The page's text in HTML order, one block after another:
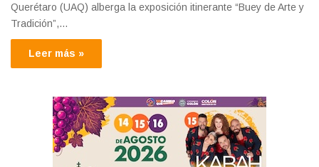
Querétaro (UAQ) alberga la exposición itinerante “Buey de Arte y
Tradición”,…
Leer más »